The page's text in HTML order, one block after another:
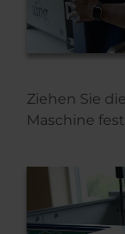
Ziehen Sie
Maschine